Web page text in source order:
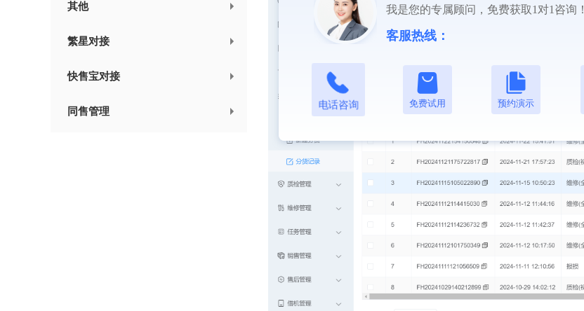
我是您的专属顾问，免费获取1对1咨询！
客服热线：
电话咨询 免费试用 预约演示
其他
繁星对接
快售宝对接
同售管理